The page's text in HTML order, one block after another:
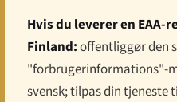
Hvis du leverer en
Finland:offentliggør den
"forbrugerinformations"-
svensk; tilpas din tjeneste